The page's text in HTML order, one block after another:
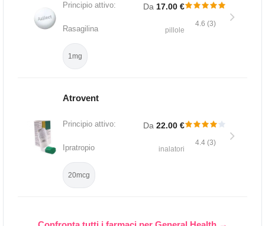
Principio attivo:
Rasagilina
1mg
Da 17.00 €
pillole
4.6 (3)
Atrovent
Principio attivo:
Ipratropio
20mcg
Da 22.00 €
inalatori
4.4 (3)